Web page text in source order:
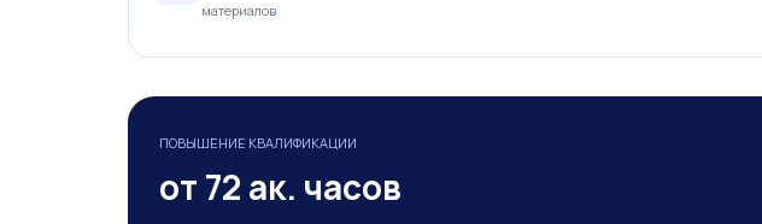
материалов
ПОВЫШЕНИЕ КВАЛИФИКАЦИИ
от 72 ак. часов